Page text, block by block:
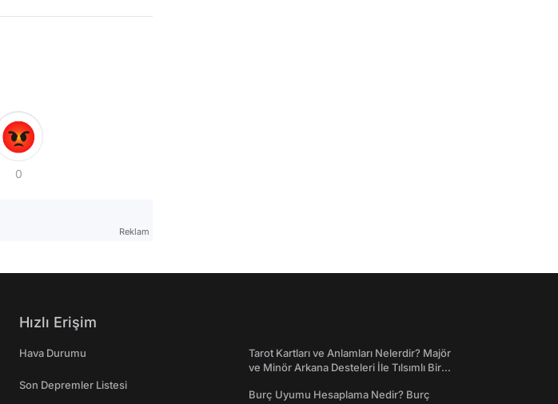
0
Reklam
Hızlı Erişim
Hava Durumu
Son Depremler Listesi
Tarot Kartları ve Anlamları Nelerdir? Majör
ve Minör Arkana Desteleri İle Tılsımlı Bir
Burç Uyumu Hesaplama Nedir? Burç